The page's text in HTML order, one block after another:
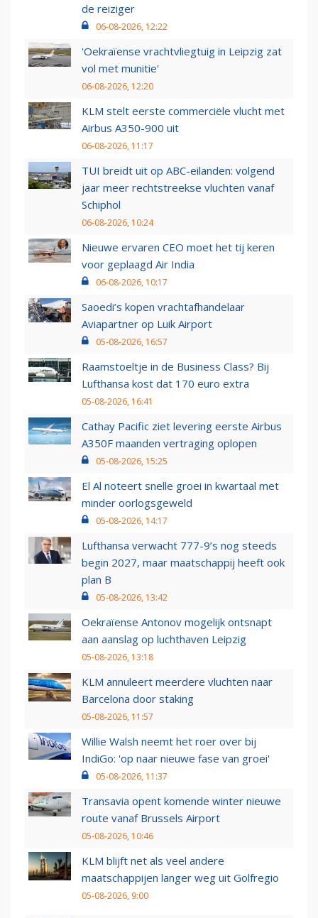
de reiziger
06-08-2026, 12:22
'Oekraïense vrachtvliegtuig in Leipzig zat
vol met munitie'
06-08-2026, 12:20
KLM stelt eerste commerciële vlucht met
Airbus A350-900 uit
06-08-2026, 11:17
TUI breidt uit op ABC-eilanden: volgend
jaar meer rechtstreekse vluchten vanaf
Schiphol
06-08-2026, 10:24
Nieuwe ervaren CEO moet het tij keren
voor geplaagd Air India
06-08-2026, 10:17
Saoedi’s kopen vrachtafhandelaar
Aviapartner op Luik Airport
05-08-2026, 16:57
Raamstoeltje in de Business Class? Bij
Lufthansa kost dat 170 euro extra
05-08-2026, 16:41
Cathay Pacific ziet levering eerste Airbus
A350F maanden vertraging oplopen
05-08-2026, 15:25
El Al noteert snelle groei in kwartaal met
minder oorlogsgeweld
05-08-2026, 14:17
Lufthansa verwacht 777-9’s nog steeds
begin 2027, maar maatschappij heeft ook
plan B
05-08-2026, 13:42
Oekraïense Antonov mogelijk ontsnapt
aan aanslag op luchthaven Leipzig
05-08-2026, 13:18
KLM annuleert meerdere vluchten naar
Barcelona door staking
05-08-2026, 11:57
Willie Walsh neemt het roer over bij
IndiGo: 'op naar nieuwe fase van groei'
05-08-2026, 11:37
Transavia opent komende winter nieuwe
route vanaf Brussels Airport
05-08-2026, 10:46
KLM blijft net als veel andere
maatschappijen langer weg uit Golfregio
05-08-2026, 9:00